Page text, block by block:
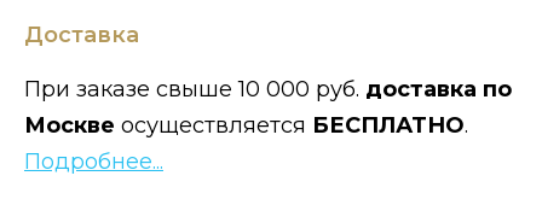
Доставка
При заказе свыше 10 000 руб. доставка по
Москве осуществляется БЕСПЛАТНО.
Подробнее...